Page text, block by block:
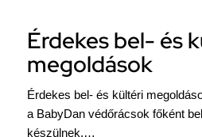
Érdekes bel- és
megoldások
Érdekes bel- és kültéri
a BabyDan védőrácsok főként
készülnek,…